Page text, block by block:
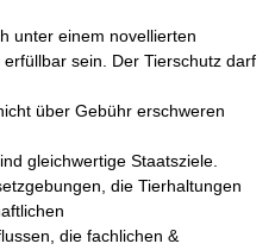
unter einem novellierten
sein. Der Tierschutz darf
über Gebühr erschweren
gleichwertige Staatsziele.
die Tierhaltungen
die fachlichen &